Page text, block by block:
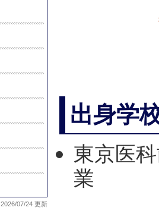
2026/07/24 更新
出身学
東京医
業